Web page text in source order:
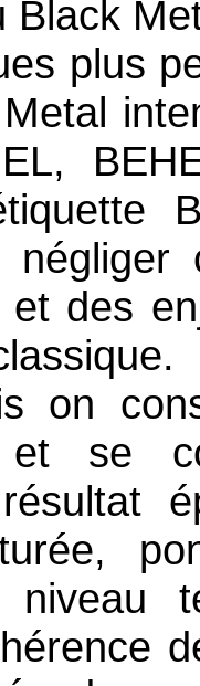
Black
plus
,
et des
on
et se